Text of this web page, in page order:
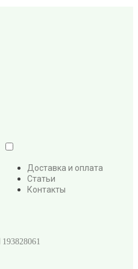
Доставка и оплата
Статьи
Контакты
193828061